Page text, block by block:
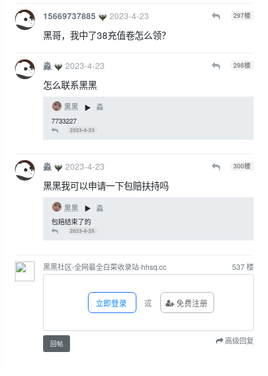
15669737885 2023-4-23 297楼
黑哥，我中了38充值卷怎么领？
淼 2023-4-23 298楼
怎么联系黑黑
黑黑 ▶淼
7733227
2023-4-23
淼 2023-4-23 300楼
黑黑我可以申请一下包赔扶持吗
黑黑 ▶ 淼
包赔结束了的
2023-4-25
黑黑社区-全网最全白菜收录站-hhsq.cc 537楼
立即登录 或 免费注册
回帖 高级回复